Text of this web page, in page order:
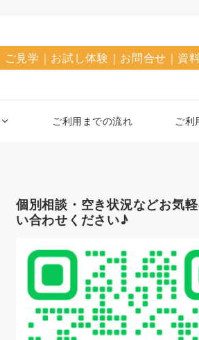
ご見学｜お試し体験｜お問合せ｜資
ご利用までの流れ ご利
個別相談・空き状況などお気
い合わせください♪